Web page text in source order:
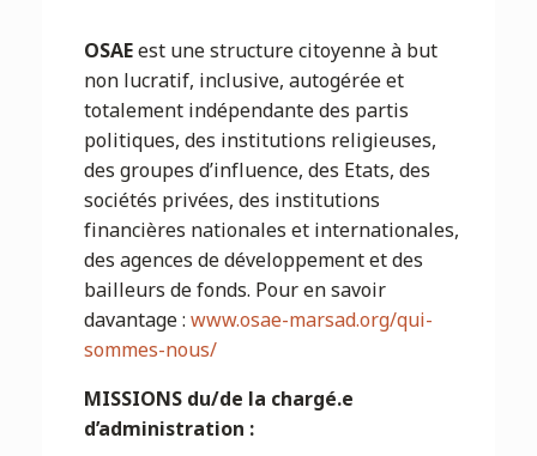
OSAEest une structure citoyenne à but
non lucratif, inclusive, autogérée et
totalement indépendante des partis
politiques, des institutions religieuses,
des groupes d’influence, des Etats, des
sociétés privées, des institutions
financières nationales et internationales,
des agences de développement et des
bailleurs de fonds. Pour en savoir
davantage :www.osae-marsad.org/qui-
sommes-nous/
MISSIONS du/de la chargé.e
d’administration :